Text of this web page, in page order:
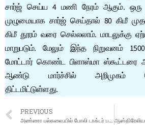
சார்ஜ் செய்ய 4 மணி நேரம் ஆகும். ஒரு
முழுமையாக சார்ஜ் செய்தால் 80 கிமீ
கிமீ தூரம் வரை செல்லலாம். மாடலுக்கு
மாறுபடும். மேலும் இந்த நிறுவனம்
மோட்டார் கொண்ட பிளாஸ்மா ஸ்கூட்டரை
ஆண்டு மார்ச்சில் அறிமுகம்
திட்டமிட்டுள்ளது.
PREVIOUS
அண்ணா பல்கலை.யில் போலி டாக்டர் பட்டம் தொடர்பாக போலீசில் புகார்: துணைவேந்தர் விளக்கம்